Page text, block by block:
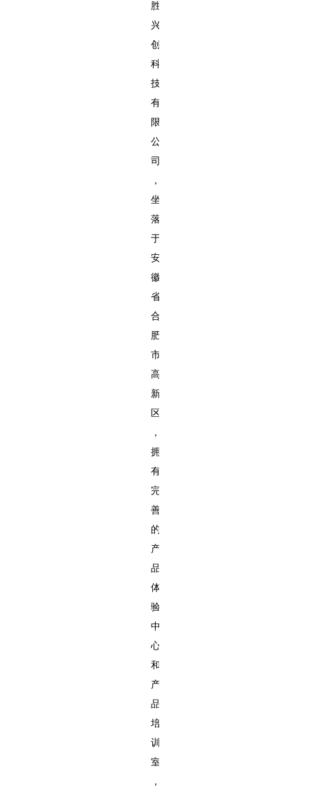
胜
兴
创
科
技
有
限
公
司
，
坐
落
于
安
徽
省
合
肥
市
高
新
区
，
拥
有
完
善
的
产
品
体
验
中
心
和
产
品
培
训
室
，